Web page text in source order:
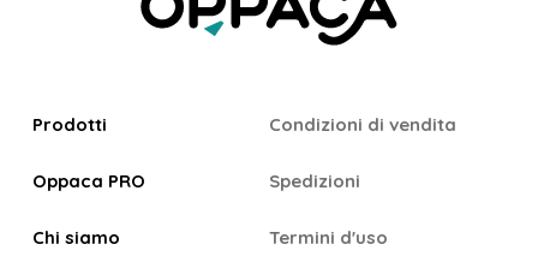
Prodotti
Oppaca PRO
Chi siamo
Condizioni di vendita
Spedizioni
Termini d'uso